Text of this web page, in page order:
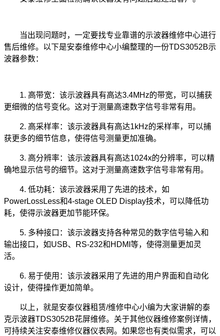
当出现问题时，一定要找专业靠谱的示波器维修中心进行
售后维修。以下是安泰维修中心小编整理的一份TDS3052B示
波器参数：
1. 高带宽：该示波器具有高达3.4MHz的带宽，可以捕获
更细微的信号变化。这对于测量高速数字信号非常有用。
2. 高采样率：该示波器具有高达1kHz的采样率，可以捕
获更多的细节信息，使得信号测量更加准确。
3. 高分辨率：该示波器具有高达1024x的分辨率，可以精
确地显示信号的细节。这对于测量高速数字信号非常有用。
4. 低功耗：该示波器采用了先进的技术，如
PowerLossLess和4-stage OLED Display技术，可以降低功
耗，使得示波器更加节能环保。
5. 多种接口：该示波器支持各种常见的数字信号输入和
输出接口，如USB、RS-232和HDMI等，使得测量更加灵
活。
6. 易于使用：该示波器采用了先进的用户界面和自动化
设计，使得操作更加简单。
以上，就是安泰仪器租赁/维修中心小编为大家讲解的泰
克示波器TDS3052B花屏维修。关于其他仪器维修案例详情，
可持续关注安泰维修仪器仪表网。如果您也有类似需求，可以